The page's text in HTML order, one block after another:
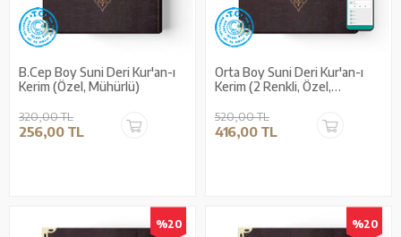
B.Cep Boy Suni Deri Kur'an-ı
Kerim (Özel, Mühürlü)
320,00 TL
256,00 TL
Orta Boy Suni Deri Kur'an-ı
Kerim (2 Renkli, Özel,
520,00 TL
416,00 TL
%20 %20